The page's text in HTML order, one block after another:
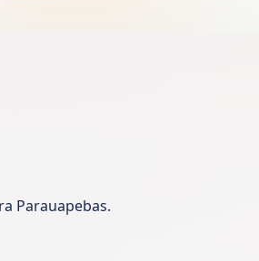
Parauapebas.